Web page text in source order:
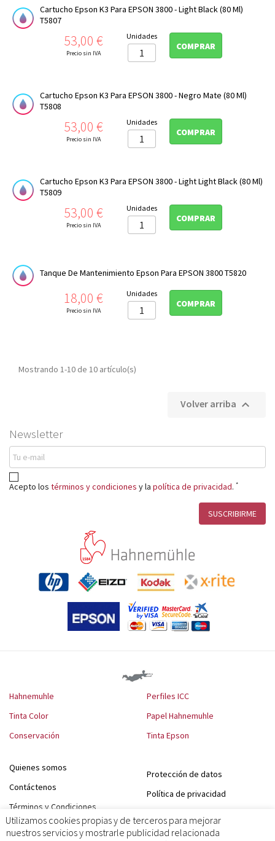
Newsletter
Acepto los términos y condiciones y la política de privacidad. *
Cartucho Epson K3 Para EPSON 3800 - Light Black (80 Ml)
T5807
Precio
53,00 €
Precio sin IVA
Unidades
COMPRAR
Cartucho Epson K3 Para EPSON 3800 - Negro Mate (80 Ml)
T5808
Precio
53,00 €
Precio sin IVA
Unidades
COMPRAR
Cartucho Epson K3 Para EPSON 3800 - Light Light Black (80 Ml)
T5809
Precio
53,00 €
Precio sin IVA
Unidades
COMPRAR
Tanque De Mantenimiento Epson Para EPSON 3800 T5820
Precio
18,00 €
Precio sin IVA
Unidades
COMPRAR
Mostrando 1-10 de 10 artículo(s)
Volver arriba 
Hahnemuhle
Tinta Color
Conservación
Perfiles ICC
Papel Hahnemuhle
Tinta Epson
Quienes somos
Contáctenos
Términos y Condiciones
Aviso legal
Protección de datos
Política de privacidad
Utilizamos cookies propias y de terceros para mejorar
nuestros servicios y mostrarle publicidad relacionada